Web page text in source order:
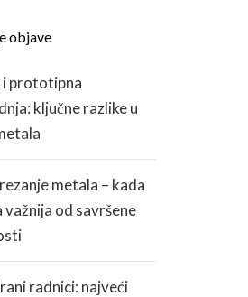
objave
i prototipna
ključne razlike u
metala – kada
važnija od savršene
radnici: najveći